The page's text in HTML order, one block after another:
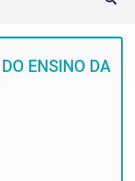
ENSINO DA